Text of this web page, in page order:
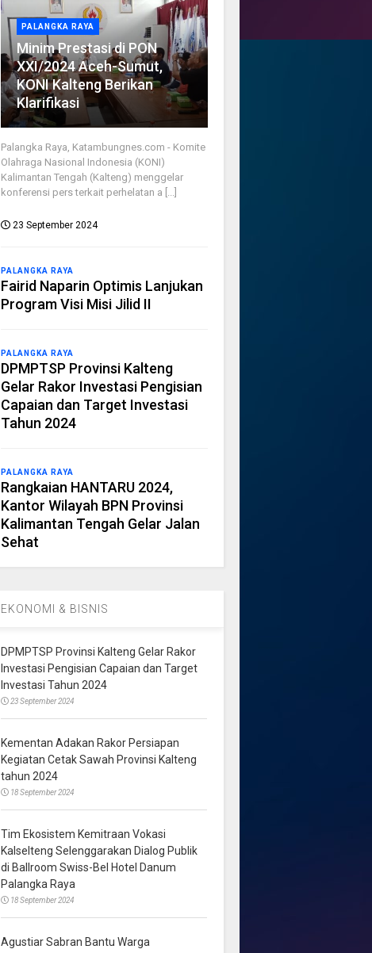
PALANGKA RAYA
Minim Prestasi di PON
XXI/2024 Aceh-Sumut,
KONI Kalteng Berikan
Klarifikasi
Palangka Raya, Katambungnes.com - Komite
Olahraga Nasional Indonesia (KONI)
Kalimantan Tengah (Kalteng) menggelar
konferensi pers terkait perhelatan a [...]
23 September 2024
PALANGKA RAYA
Fairid Naparin Optimis Lanjukan
Program Visi Misi Jilid II
PALANGKA RAYA
DPMPTSP Provinsi Kalteng
Gelar Rakor Investasi Pengisian
Capaian dan Target Investasi
Tahun 2024
PALANGKA RAYA
Rangkaian HANTARU 2024,
Kantor Wilayah BPN Provinsi
Kalimantan Tengah Gelar Jalan
Sehat
EKONOMI & BISNIS
DPMPTSP Provinsi Kalteng Gelar Rakor
Investasi Pengisian Capaian dan Target
Investasi Tahun 2024
23 September 2024
Kementan Adakan Rakor Persiapan
Kegiatan Cetak Sawah Provinsi Kalteng
tahun 2024
18 September 2024
Tim Ekosistem Kemitraan Vokasi
Kalselteng Selenggarakan Dialog Publik
di Ballroom Swiss-Bel Hotel Danum
Palangka Raya
18 September 2024
Agustiar Sabran Bantu Warga